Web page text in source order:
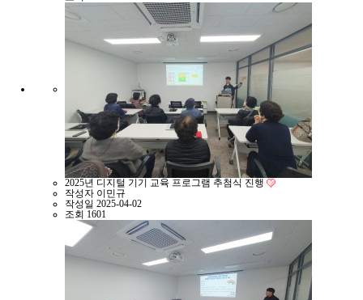
2025년 디지털 기기 교육 프로그램 추첨식 진행
작성자 이민규
작성일 2025-04-02
조회 1601